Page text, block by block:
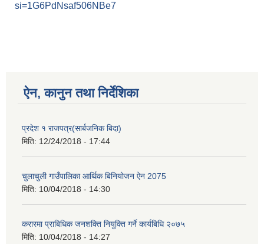
si=1G6PdNsaf506NBe7
ऐन, कानुन तथा निर्देशिका
प्रदेश १ राजपत्र(सार्बजनिक बिदा)
मिति: 12/24/2018 - 17:44
चुलाचुली गाउँपालिका आर्थिक बिनियोजन ऐन 2075
मिति: 10/04/2018 - 14:30
करारमा प्राबिधिक जनशक्ति नियुक्ति गर्ने कार्यबिधि २०७५
मिति: 10/04/2018 - 14:27